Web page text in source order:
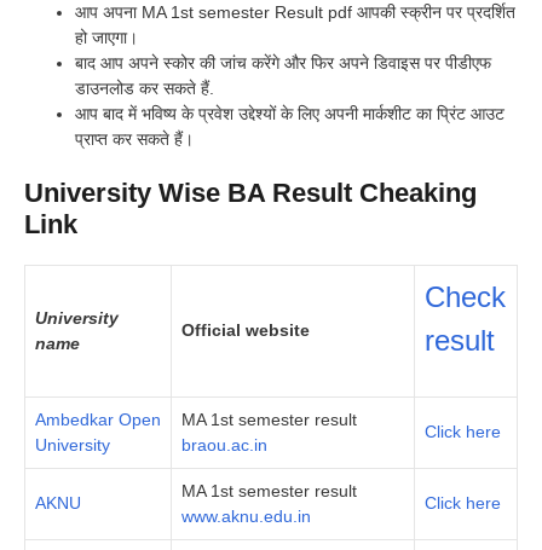
आप अपना MA 1st semester Result pdf आपकी स्क्रीन पर प्रदर्शित
हो जाएगा।
बाद आप अपने स्कोर की जांच करेंगे और फिर अपने डिवाइस पर पीडीएफ
डाउनलोड कर सकते हैं.
आप बाद में भविष्य के प्रवेश उद्देश्यों के लिए अपनी मार्कशीट का प्रिंट आउट
प्राप्त कर सकते हैं।
University Wise BA Result Cheaking
Link
University
name
Official website
Check
result
Ambedkar Open
University
MA 1st semester result
braou.ac.in
Click here
AKNU
MA 1st semester result
www.aknu.edu.in
Click here